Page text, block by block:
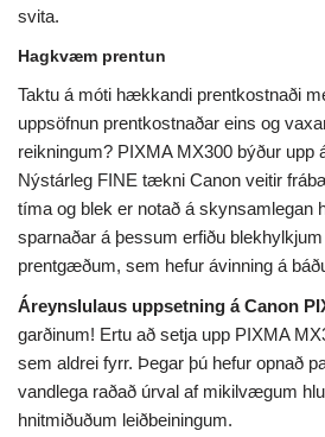
svita.
Hagkvæm prentun
Taktu á móti hækkandi prentkostnaði
uppsöfnun prentkostnaðar eins og
reikningum? PIXMA MX300 býður upp
Nýstárleg FINE tækni Canon veitir
tíma og blek er notað á skynsamlegan
sparnaðar á þessum erfiðu
prentgæðum, sem hefur ávinning á
Áreynslulaus uppsetning á Canon
garðinum! Ertu að setja upp PIXMA
sem aldrei fyrr. Þegar þú hefur opnað
vandlega raðað úrval af mikilvægum
hnitmiðuðum leiðbeiningum.